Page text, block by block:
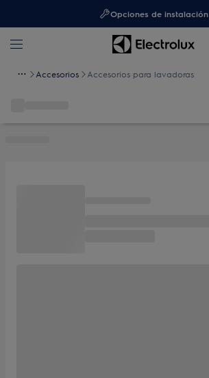
Opciones de instalación
Accesorios Accesorios para lavadoras